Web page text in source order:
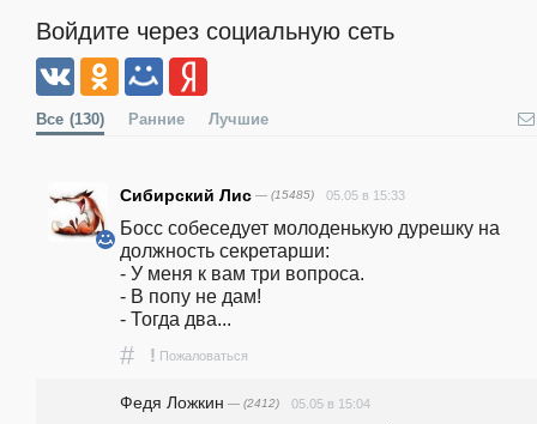
Войдите через социальную сеть
Все (130) Ранние Лучшие
Сибирский Лис — (15485) 05.05 в 15:33
Босс собеседует молоденькую дурешку на
должность секретарши:
- У меня к вам три вопроса.
- В попу не дам!
- Тогда два...
# ! Пожаловаться
Федя Ложкин — (2412) 05.05 в 15:04